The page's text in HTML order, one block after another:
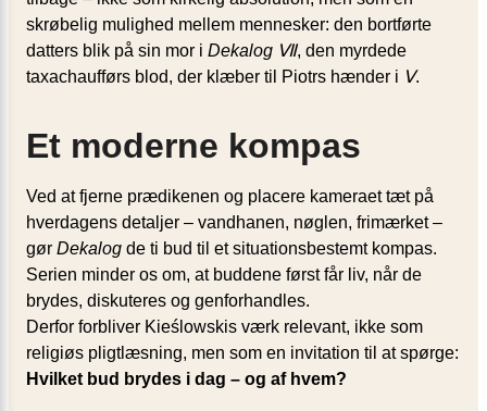
skrøbelig mulighed mellem mennesker: den bortførte
datters blik på sin mor i Dekalog Ⅶ, den myrdede
taxachaufførs blod, der klæber til Piotrs hænder i Ⅴ.
Et moderne kompas
Ved at fjerne prædikenen og placere kameraet tæt på
hverdagens detaljer – vandhanen, nøglen, frimærket –
gør Dekalog de ti bud til et situationsbestemt kompas.
Serien minder os om, at buddene først får liv, når de
brydes, diskuteres og genforhandles.
Derfor forbliver Kieślowskis værk relevant, ikke som
religiøs pligtlæsning, men som en invitation til at spørge:
Hvilket bud brydes i dag – og af hvem?